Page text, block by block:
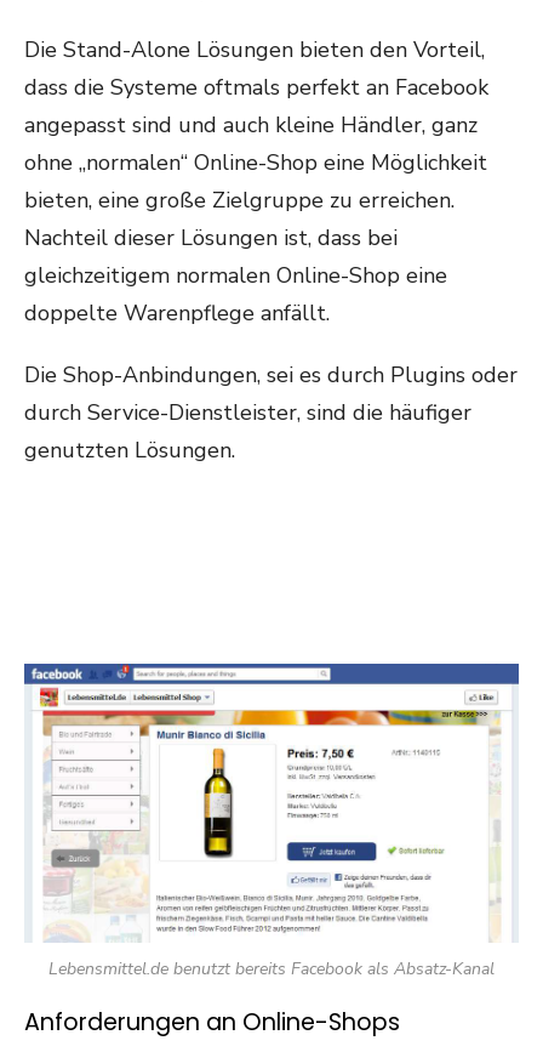
Die Stand-Alone Lösungen bieten den Vorteil,
dass die Systeme oftmals perfekt an Facebook
angepasst sind und auch kleine Händler, ganz
ohne „normalen“ Online-Shop eine Möglichkeit
bieten, eine große Zielgruppe zu erreichen.
Nachteil dieser Lösungen ist, dass bei
gleichzeitigem normalen Online-Shop eine
doppelte Warenpflege anfällt.
Die Shop-Anbindungen, sei es durch Plugins oder
durch Service-Dienstleister, sind die häufiger
genutzten Lösungen.
Lebensmittel.de benutzt bereits Facebook als Absatz-Kanal
Anforderungen an Online-Shops